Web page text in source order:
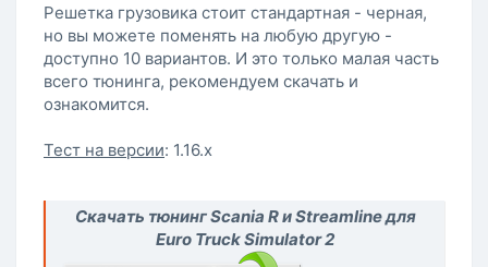
Решетка грузовика стоит стандартная - черная,
но вы можете поменять на любую другую -
доступно 10 вариантов. И это только малая часть
всего тюнинга, рекомендуем скачать и
ознакомится.
Тест на версии: 1.16.х
Скачать тюнинг Scania R и Streamline для
Euro Truck Simulator 2